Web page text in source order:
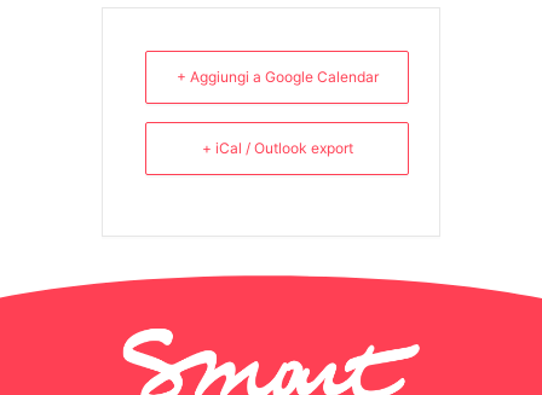
+ Aggiungi a Google Calendar
+ iCal / Outlook export